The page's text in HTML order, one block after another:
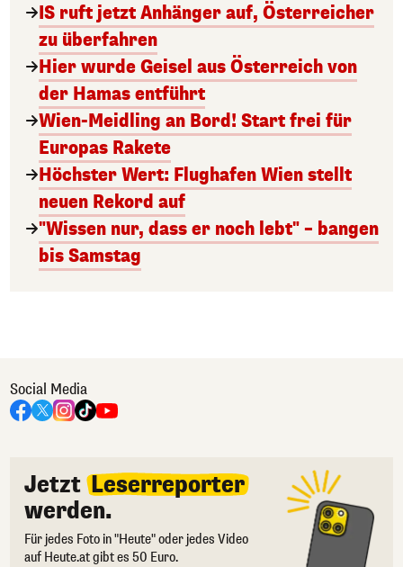
IS ruft jetzt Anhänger auf, Österreicher
zu überfahren
Hier wurde Geisel aus Österreich von
der Hamas entführt
Wien-Meidling an Bord! Start frei für
Europas Rakete
Höchster Wert: Flughafen Wien stellt
neuen Rekord auf
"Wissen nur, dass er noch lebt" – bangen
bis Samstag
Social Media
Jetzt Leserreporter
werden.
Für jedes Foto in "Heute" oder jedes Video
auf Heute.at gibt es 50 Euro.